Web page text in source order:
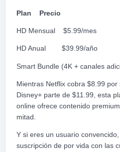
Plan Precio
HD Mensual $5.99/mes
HD Anual $39.99/año
Smart Bundle (4K + canales
Mientras Netflix cobra $8.99
Disney+ parte de $11.99, esta
online ofrece contenido
mitad.
Y si eres un usuario
suscripción de por vida con las